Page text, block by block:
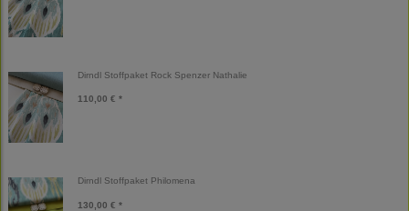
Dirndl Stoffpaket Rock Spenzer Nathalie
110,00 € *
Dirndl Stoffpaket Philomena
130,00 € *